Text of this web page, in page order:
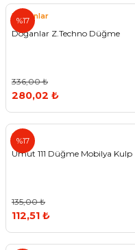
%17
Doğanlar
Doğanlar Z.Techno Düğme
336,00 ₺
280,02 ₺
%17
Umut
Umut 111 Düğme Mobilya Kulp
135,00 ₺
112,51 ₺